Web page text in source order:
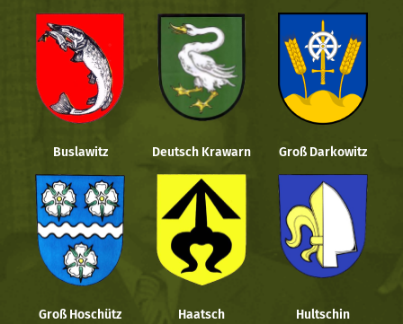
Buslawitz Deutsch Krawarn Groß Darkowitz
Groß Hoschütz Haatsch Hultschin